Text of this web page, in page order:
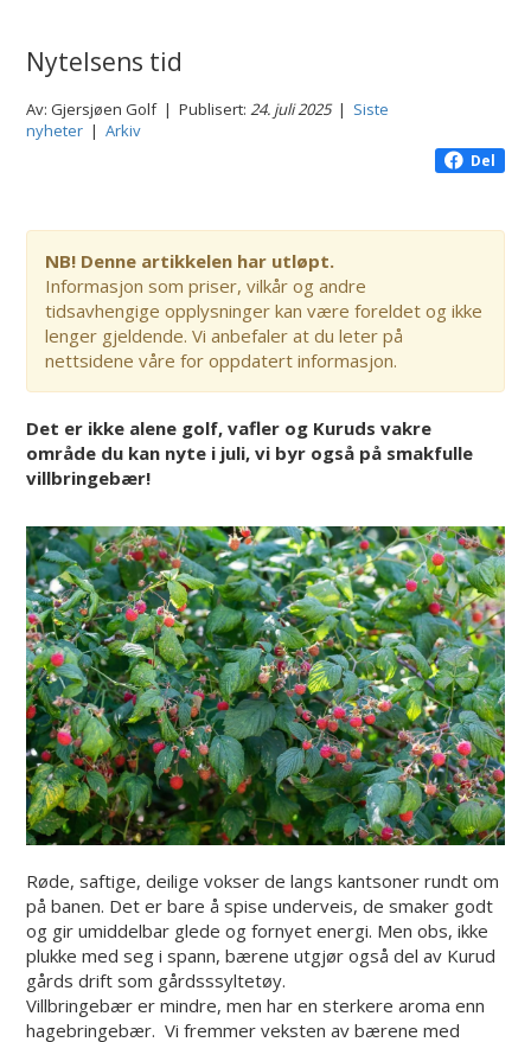
Nytelsens tid
Av: Gjersjøen Golf | Publisert:24. juli 2025| Siste
nyheter |Arkiv
Del
NB! Denne artikkelen har utløpt.
Informasjon som priser, vilkår og andre
tidsavhengige opplysninger kan være foreldet og ikke
lenger gjeldende. Vi anbefaler at du leter på
nettsidene våre for oppdatert informasjon.
Det er ikke alene golf, vafler og Kuruds vakre
område du kan nyte i juli, vi byr også på smakfulle
villbringebær!
Røde, saftige, deilige vokser de langs kantsoner rundt om
på banen. Det er bare å spise underveis, de smaker godt
og gir umiddelbar glede og fornyet energi. Men obs, ikke
plukke med seg i spann, bærene utgjør også del av Kurud
gårds drift som gårdsssyltetøy.
Villbringebær er mindre, men har en sterkere aroma enn
hagebringebær. Vi fremmer veksten av bærene med